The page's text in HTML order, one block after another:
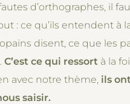
d’orthographes, il
: ce qu’ils entendent à
disent, ce que les
C’est ce qui ressort à la
avec notre thème, ils
saisir.